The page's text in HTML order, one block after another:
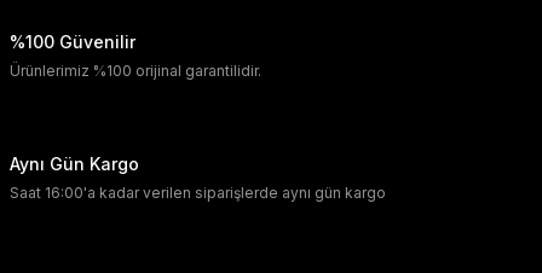
%100 Güvenilir
Ürünlerimiz %100 orijinal garantilidir.
Aynı Gün Kargo
Saat 16:00'a kadar verilen siparişlerde aynı gün kargo